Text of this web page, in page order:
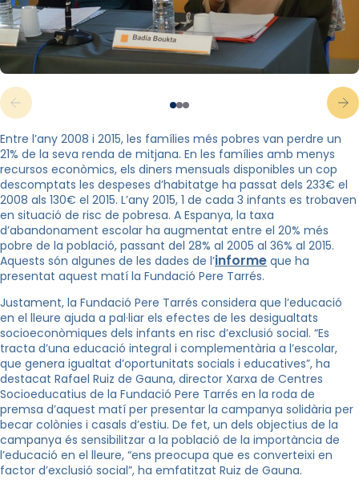
Entre l’any 2008 i 2015, les famílies més pobres van perdre un
21% de la seva renda de mitjana. En les famílies amb menys
recursos econòmics, els diners mensuals disponibles un cop
descomptats les despeses d’habitatge ha passat dels 233€ el
2008 als 130€ el 2015. L’any 2015, 1 de cada 3 infants es trobaven
en situació de risc de pobresa. A Espanya, la taxa
d’abandonament escolar ha augmentat entre el 20% més
pobre de la població, passant del 28% al 2005 al 36% al 2015.
Aquests són algunes de les dades de l’informe que ha
presentat aquest matí la Fundació Pere Tarrés.
Justament, la Fundació Pere Tarrés considera que l’educació
en el lleure ajuda a pal·liar els efectes de les desigualtats
socioeconòmiques dels infants en risc d’exclusió social. “Es
tracta d’una educació integral i complementària a l’escolar,
que genera igualtat d’oportunitats socials i educatives”, ha
destacat Rafael Ruiz de Gauna, director Xarxa de Centres
Socioeducatius de la Fundació Pere Tarrés en la roda de
premsa d’aquest matí per presentar la campanya solidària per
becar colònies i casals d’estiu. De fet, un dels objectius de la
campanya és sensibilitzar a la població de la importància de
l’educació en el lleure, “ens preocupa que es converteixi en
factor d’exclusió social”, ha emfatitzat Ruiz de Gauna.